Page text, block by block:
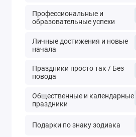
Профессиональные и
образовательные успехи
Личные достижения и новые
начала
Праздники просто так / Без
повода
Общественные и календарные
праздники
Подарки по знаку зодиака